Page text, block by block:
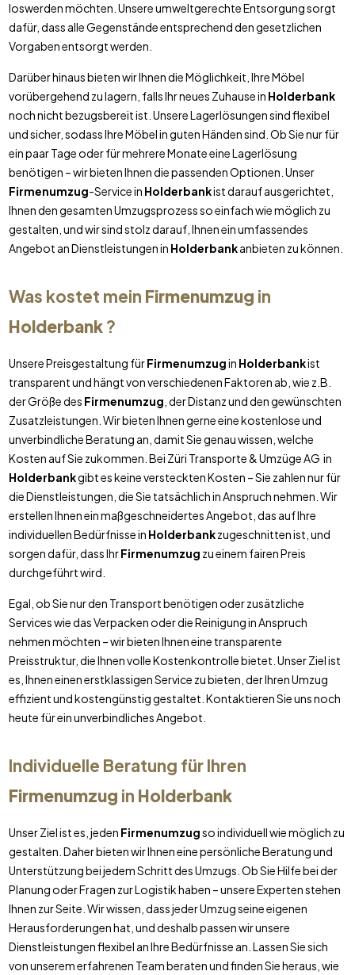
loswerden möchten. Unsere umweltgerechte Entsorgung sorgt
dafür, dass alle Gegenstände entsprechend den gesetzlichen
Vorgaben entsorgt werden.
Darüber hinaus bieten wir Ihnen die Möglichkeit, Ihre Möbel
vorübergehend zu lagern, falls Ihr neues Zuhause in Holderbank
noch nicht bezugsbereit ist. Unsere Lagerlösungen sind flexibel
und sicher, sodass Ihre Möbel in guten Händen sind. Ob Sie nur für
ein paar Tage oder für mehrere Monate eine Lagerlösung
benötigen – wir bieten Ihnen die passenden Optionen. Unser
Firmenumzug-Service in Holderbankist darauf ausgerichtet,
Ihnen den gesamten Umzugsprozess so einfach wie möglich zu
gestalten, und wir sind stolz darauf, Ihnen ein umfassendes
Angebot an Dienstleistungen in Holderbankanbieten zu können.
Was kostet mein Firmenumzug in
Holderbank?
Unsere Preisgestaltung fürFirmenumzugin Holderbankist
transparent und hängt von verschiedenen Faktoren ab, wie z.B.
der Größe des Firmenumzug , der Distanz und den gewünschten
Zusatzleistungen. Wir bieten Ihnen gerne eine kostenlose und
unverbindliche Beratung an, damit Sie genau wissen, welche
Kosten auf Sie zukommen. Bei Züri Transporte & Umzüge AG in
Holderbankgibt es keine versteckten Kosten – Sie zahlen nur für
die Dienstleistungen, die Sie tatsächlich in Anspruch nehmen. Wir
erstellen Ihnen ein maßgeschneidertes Angebot, das auf Ihre
individuellen Bedürfnisse in Holderbankzugeschnitten ist, und
sorgen dafür, dass IhrFirmenumzug zu einem fairen Preis
durchgeführt wird.
Egal, ob Sie nur den Transport benötigen oder zusätzliche
Services wie das Verpacken oder die Reinigung in Anspruch
nehmen möchten – wir bieten Ihnen eine transparente
Preisstruktur, die Ihnen volle Kostenkontrolle bietet. Unser Ziel ist
es, Ihnen einen erstklassigen Service zu bieten, der Ihren Umzug
effizient und kostengünstig gestaltet. Kontaktieren Sie uns noch
heute für ein unverbindliches Angebot.
Individuelle Beratung für Ihren
Firmenumzug in Holderbank
Unser Ziel ist es, jeden Firmenumzugso individuell wie möglich zu
gestalten. Daher bieten wir Ihnen eine persönliche Beratung und
Unterstützung bei jedem Schritt des Umzugs. Ob Sie Hilfe bei der
Planung oder Fragen zur Logistik haben – unsere Experten stehen
Ihnen zur Seite. Wir wissen, dass jeder Umzug seine eigenen
Herausforderungen hat, und deshalb passen wir unsere
Dienstleistungen flexibel an Ihre Bedürfnisse an. Lassen Sie sich
von unserem erfahrenen Team beraten und finden Sie heraus, wie